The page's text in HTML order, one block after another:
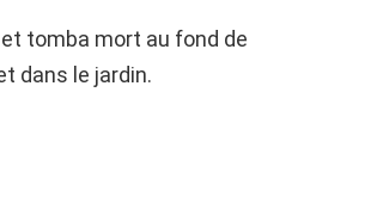
tomba mort au fond de
dans le jardin.